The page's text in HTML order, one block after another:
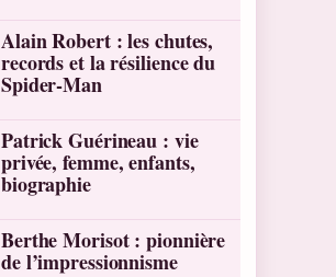
Alain Robert : les chutes,
records et la résilience du
Spider-Man
Patrick Guérineau : vie
privée, femme, enfants,
biographie
Berthe Morisot : pionnière
de l’impressionnisme